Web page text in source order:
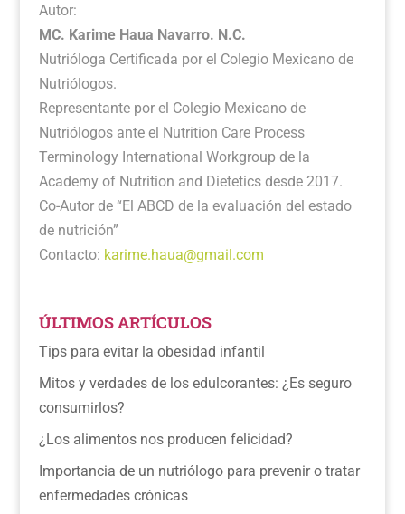
Autor:
MC. Karime Haua Navarro. N.C.
Nutrióloga Certificada por el Colegio Mexicano de
Nutriólogos.
Representante por el Colegio Mexicano de
Nutriólogos ante el Nutrition Care Process
Terminology International Workgroup de la
Academy of Nutrition and Dietetics desde 2017.
Co-Autor de “El ABCD de la evaluación del estado
de nutrición”
Contacto: karime.haua@gmail.com
ÚLTIMOS ARTÍCULOS
Tips para evitar la obesidad infantil
Mitos y verdades de los edulcorantes: ¿Es seguro
consumirlos?
¿Los alimentos nos producen felicidad?
Importancia de un nutriólogo para prevenir o tratar
enfermedades crónicas